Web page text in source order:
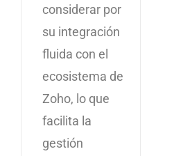
considerar por
su integración
fluida con el
ecosistema de
Zoho, lo que
facilita la
gestión